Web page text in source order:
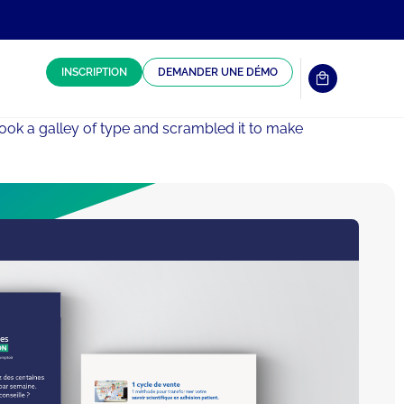
INSCRIPTION DEMANDER UNE DÉMO
a galley of type and scrambled it to make